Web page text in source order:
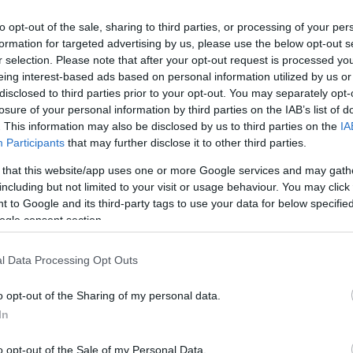
opt-out of the sale, sharing to third parties, or processing of your
for targeted advertising by us, please use the below opt-out
selection. Please note that after your opt-out request is processed
interest-based ads based on personal information utilized by us
to third parties prior to your opt-out. You may separately
of your personal information by third parties on the IAB’s list of
This information may also be disclosed by us to third parties on the
Participants that may further disclose it to other third parties.
that this website/app uses one or more Google services and may
but not limited to your visit or usage behaviour. You may
to Google and its third-party tags to use your data for below
consent section.
Data Processing Opt Outs
opt-out of the Sharing of my personal data.
opt-out of the Sale of my Personal Data.
fideszes megmondóembertől kapott
megalázás miatt Kátai-Németh Vilmos
mellett.
TOVÁBB OLVASOM
, megalázás , miniszter, propagandista
kirúgott főszerkesztője